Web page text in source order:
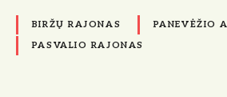
p
y
BIRŽŲ RAJONAS PANEVĖŽIO
PASVALIO RAJONAS